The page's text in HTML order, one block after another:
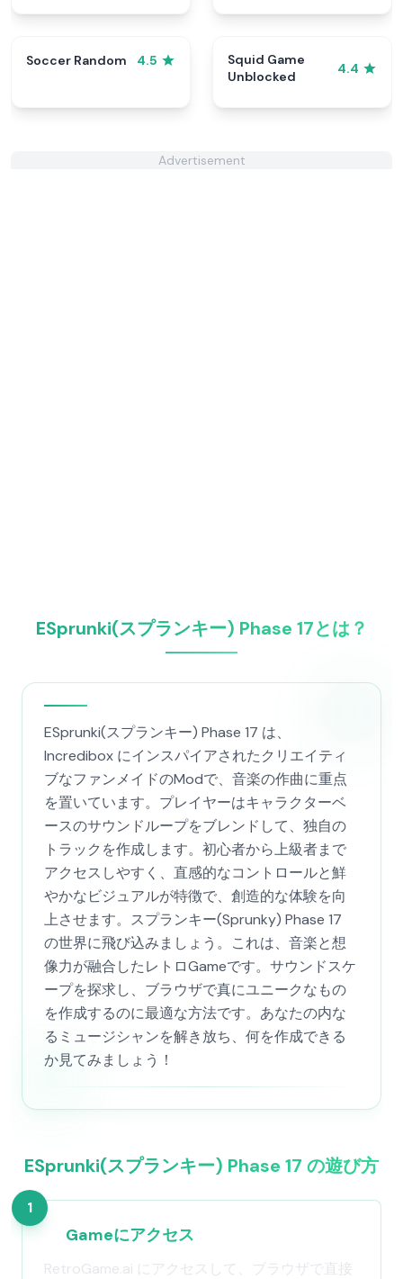
Soccer Random 4.5
Squid Game
Unblocked
4.4
Advertisement
ESprunki(スプランキー) Phase 17とは？
ESprunki(スプランキー) Phase 17 は、
Incredibox にインスパイアされたクリエイティ
ブなファンメイドのModで、音楽の作曲に重点
を置いています。プレイヤーはキャラクターベ
ースのサウンドループをブレンドして、独自の
トラックを作成します。初心者から上級者まで
アクセスしやすく、直感的なコントロールと鮮
やかなビジュアルが特徴で、創造的な体験を向
上させます。スプランキー(Sprunky) Phase 17
の世界に飛び込みましょう。これは、音楽と想
像力が融合したレトロGameです。サウンドスケ
ープを探求し、ブラウザで真にユニークなもの
を作成するのに最適な方法です。あなたの内な
るミュージシャンを解き放ち、何を作成できる
か見てみましょう！
ESprunki(スプランキー) Phase 17 の遊び方
1
Gameにアクセス
RetroGame.ai にアクセスして、ブラウザで直接